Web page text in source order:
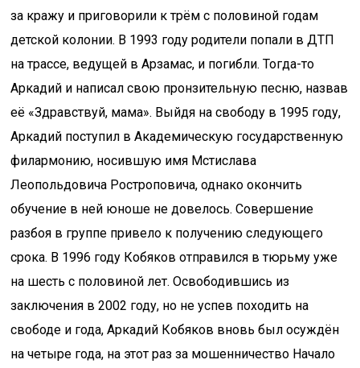
за кражу и приговорили к трём с половиной годам
детской колонии. В 1993 году родители попали в ДТП
на трассе, ведущей в Арзамас, и погибли. Тогда-то
Аркадий и написал свою пронзительную песню, назвав
её «Здравствуй, мама». Выйдя на свободу в 1995 году,
Аркадий поступил в Академическую государственную
филармонию, носившую имя Мстислава
Леопольдовича Ростроповича, однако окончить
обучение в ней юноше не довелось. Совершение
разбоя в группе привело к получению следующего
срока. В 1996 году Кобяков отправился в тюрьму уже
на шесть с половиной лет. Освободившись из
заключения в 2002 году, но не успев походить на
свободе и года, Аркадий Кобяков вновь был осуждён
на четыре года, на этот раз за мошенничество Начало